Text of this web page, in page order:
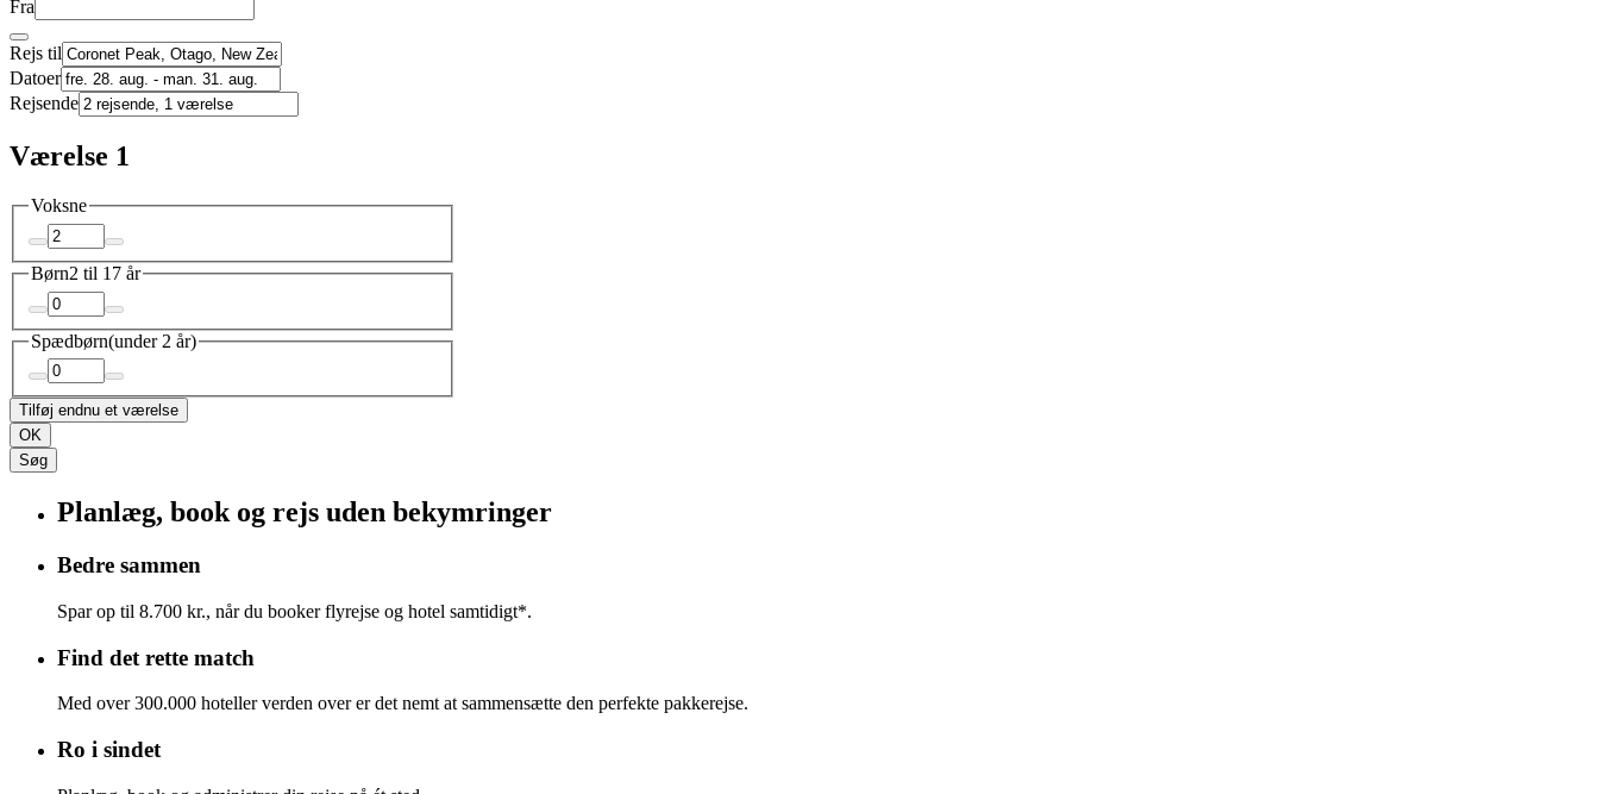
Fra
Rejs til
Datoer
Rejsende
Værelse 1
Voksne
Børn2 til 17 år
Spædbørn(under 2 år)
Tilføj endnu et værelse
OK
Søg
Planlæg, book og rejs uden bekymringer
Bedre sammen
Spar op til 8.700 kr., når du booker flyrejse og hotel samtidigt*.
Find det rette match
Med over 300.000 hoteller verden over er det nemt at sammensætte den perfekte pakkerejse.
Ro i sindet